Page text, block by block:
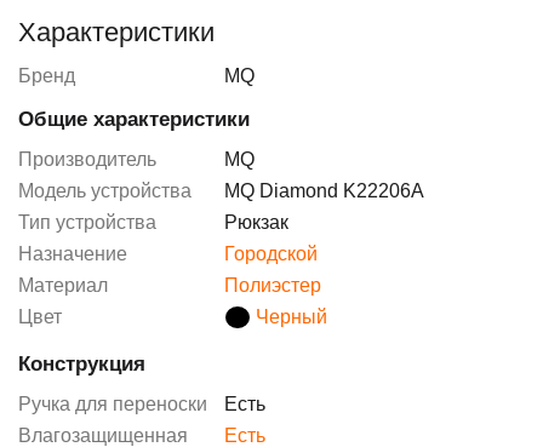
Характеристики
Бренд MQ
Общие характеристики
Производитель
MQ
Модель устройства
MQ Diamond K22206A
Тип устройства
Рюкзак
Назначение
Городской
Материал
Полиэстер
Цвет
Черный
Конструкция
Ручка для переноски
Есть
Влагозащищенная
Есть